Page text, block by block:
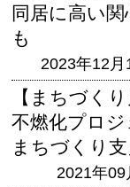
同居に高い
も
2023年12月
【まちづく
不燃化プロジ
まちづくり
2021年09